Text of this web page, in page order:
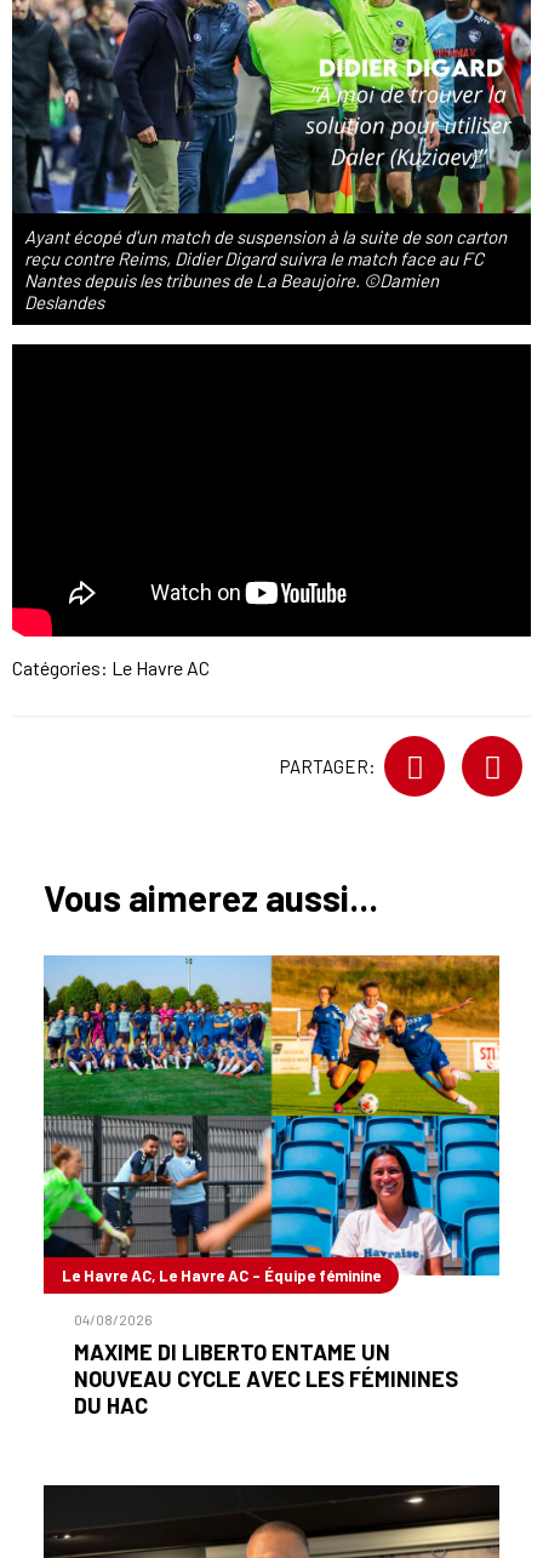
Ayant écopé d'un match de suspension à la suite de son carton
reçu contre Reims, Didier Digard suivra le match face au FC
Nantes depuis les tribunes de La Beaujoire. ©Damien
Deslandes
Catégories: Le Havre AC
PARTAGER:
Vous aimerez aussi...
Le Havre AC, Le Havre AC - Équipe féminine
04/08/2026
MAXIME DI LIBERTO ENTAME UN
NOUVEAU CYCLE AVEC LES FÉMININES
DU HAC